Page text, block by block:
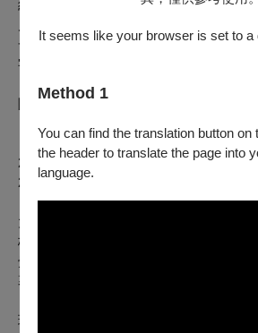
It seems like your browser is set to a
Method 1
You can find the translation button on
the header to translate the page into
language.
級別：保護級
發音：國語
字幕：中英文
陳鴻烈 CHEN Hung-lieh
2018 義大利遠東影展 Udine Far East FF
2018 金馬奇幻影展 Golden Horse
大學生段宛露與記者孟樵一見傾心，卻
梅竹馬友嵐始終在一旁守候著她。宛露
覺不配孟樵，而嫁給友嵐。結婚之後她
幕，真正的抉擇才正要開始。
瓊瑤自組巨星影業首作，標誌其改編作